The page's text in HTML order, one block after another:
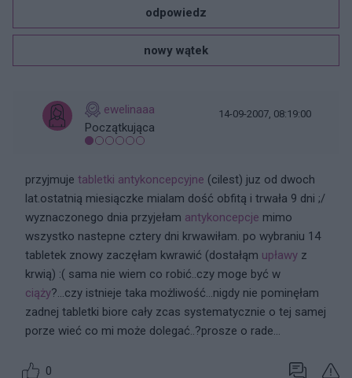
odpowiedz
nowy wątek
ewelinaaa
Początkująca
14-09-2007, 08:19:00
przyjmuje tabletki antykoncepcyjne (cilest) juz od dwoch
lat.ostatnią miesiączke mialam dość obfitą i trwała 9 dni ;/
wyznaczonego dnia przyjełam antykoncepcje mimo
wszystko nastepne cztery dni krwawiłam. po wybraniu 14
tabletek znowy zaczęłam kwrawić (dostałąm upławy z
krwią) :( sama nie wiem co robić..czy moge być w
ciąży?...czy istnieje taka możliwość...nigdy nie pominęłam
zadnej tabletki biore cały zcas systematycznie o tej samej
porze wieć co mi może dolegać..?prosze o rade...
0